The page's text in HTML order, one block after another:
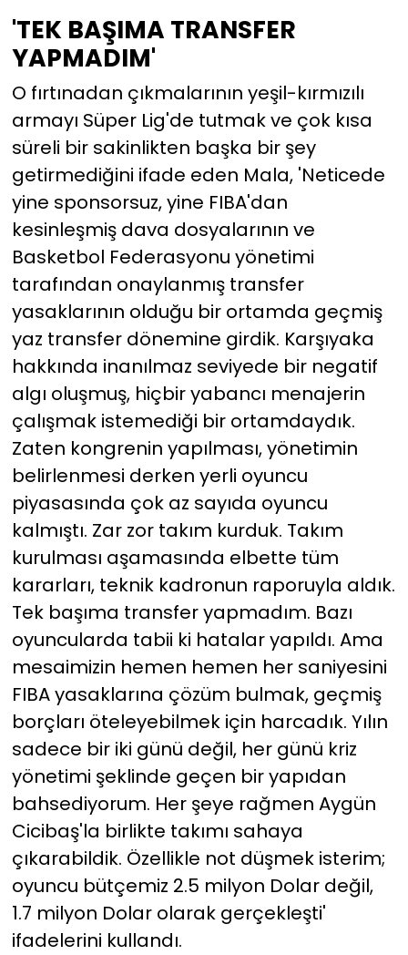
'TEK BAŞIMA TRANSFER
YAPMADIM'
O fırtınadan çıkmalarının yeşil-kırmızılı
armayı Süper Lig'de tutmak ve çok kısa
süreli bir sakinlikten başka bir şey
getirmediğini ifade eden Mala, 'Neticede
yine sponsorsuz, yine FIBA'dan
kesinleşmiş dava dosyalarının ve
Basketbol Federasyonu yönetimi
tarafından onaylanmış transfer
yasaklarının olduğu bir ortamda geçmiş
yaz transfer dönemine girdik. Karşıyaka
hakkında inanılmaz seviyede bir negatif
algı oluşmuş, hiçbir yabancı menajerin
çalışmak istemediği bir ortamdaydık.
Zaten kongrenin yapılması, yönetimin
belirlenmesi derken yerli oyuncu
piyasasında çok az sayıda oyuncu
kalmıştı. Zar zor takım kurduk. Takım
kurulması aşamasında elbette tüm
kararları, teknik kadronun raporuyla aldık.
Tek başıma transfer yapmadım. Bazı
oyuncularda tabii ki hatalar yapıldı. Ama
mesaimizin hemen hemen her saniyesini
FIBA yasaklarına çözüm bulmak, geçmiş
borçları öteleyebilmek için harcadık. Yılın
sadece bir iki günü değil, her günü kriz
yönetimi şeklinde geçen bir yapıdan
bahsediyorum. Her şeye rağmen Aygün
Cicibaş'la birlikte takımı sahaya
çıkarabildik. Özellikle not düşmek isterim;
oyuncu bütçemiz 2.5 milyon Dolar değil,
1.7 milyon Dolar olarak gerçekleşti'
ifadelerini kullandı.